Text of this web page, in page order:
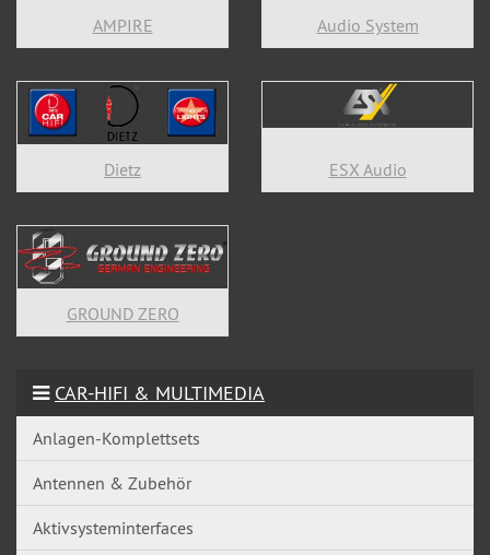
AMPIRE Audio System
Dietz ESX Audio
GROUND ZERO
CAR-HIFI & MULTIMEDIA
Anlagen-Komplettsets
Antennen & Zubehör
Aktivsysteminterfaces